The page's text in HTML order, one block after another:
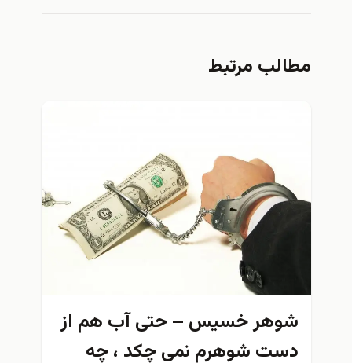
مطالب مرتبط
شوهر خسیس – حتی آب هم از
دست شوهرم نمی چکد ، چه